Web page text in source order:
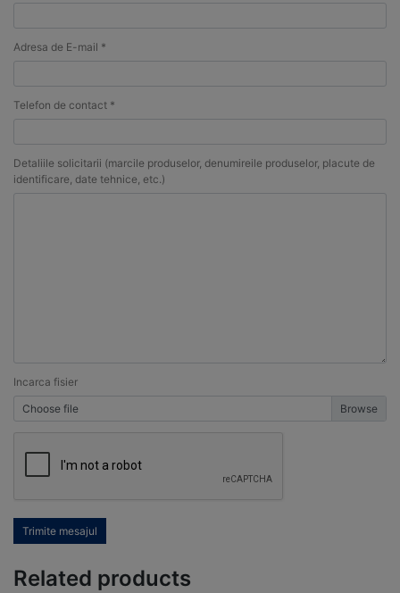
Adresa de E-mail *
Telefon de contact *
Detaliile solicitarii (marcile produselor, denumireile produselor, placute de
identificare, date tehnice, etc.)
Incarca fisier
Choose file
Trimite mesajul
Related products